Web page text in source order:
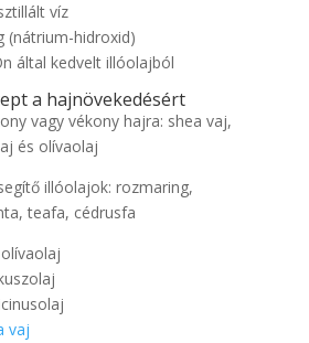
víz
(nátrium-hidroxid)
által kedvelt illóolajból
a hajnövekedésért
vagy vékony hajra: shea vaj,
és olívaolaj
illóolajok: rozmaring,
teafa, cédrusfa
vaj